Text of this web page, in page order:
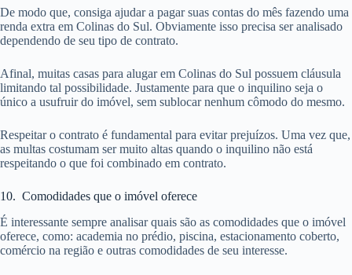
De modo que, consiga ajudar a pagar suas contas do mês fazendo uma
renda extra em Colinas do Sul. Obviamente isso precisa ser analisado
dependendo de seu tipo de contrato.
Afinal, muitas casas para alugar em Colinas do Sul possuem cláusula
limitando tal possibilidade. Justamente para que o inquilino seja o
único a usufruir do imóvel, sem sublocar nenhum cômodo do mesmo.
Respeitar o contrato é fundamental para evitar prejuízos. Uma vez que,
as multas costumam ser muito altas quando o inquilino não está
respeitando o que foi combinado em contrato.
10. Comodidades que o imóvel oferece
É interessante sempre analisar quais são as comodidades que o imóvel
oferece, como: academia no prédio, piscina, estacionamento coberto,
comércio na região e outras comodidades de seu interesse.